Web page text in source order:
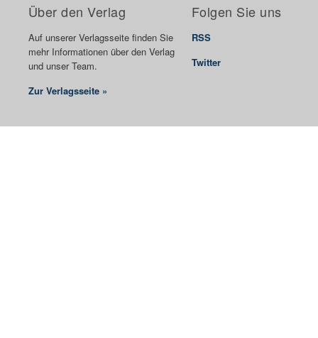
Über den Verlag
Auf unserer Verlagsseite finden Sie
mehr Informationen über den Verlag
und unser Team.
Zur Verlagsseite »
Folgen Sie uns
RSS
Twitter